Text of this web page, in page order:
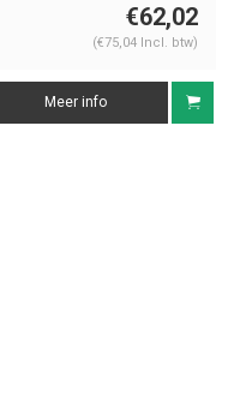
€62,02
(€75,04 Incl. btw)
Meer info